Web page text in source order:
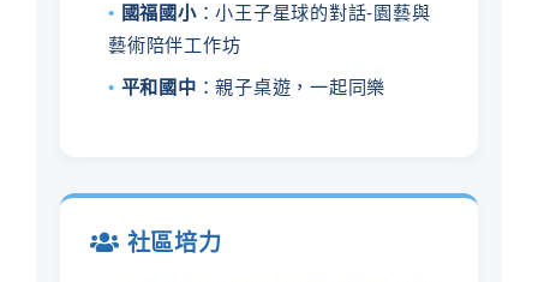
• 國福國小：小王子星球的對話-園藝與
藝術陪伴工作坊
• 平和國中 ：親子桌遊，一起同樂
社區培力